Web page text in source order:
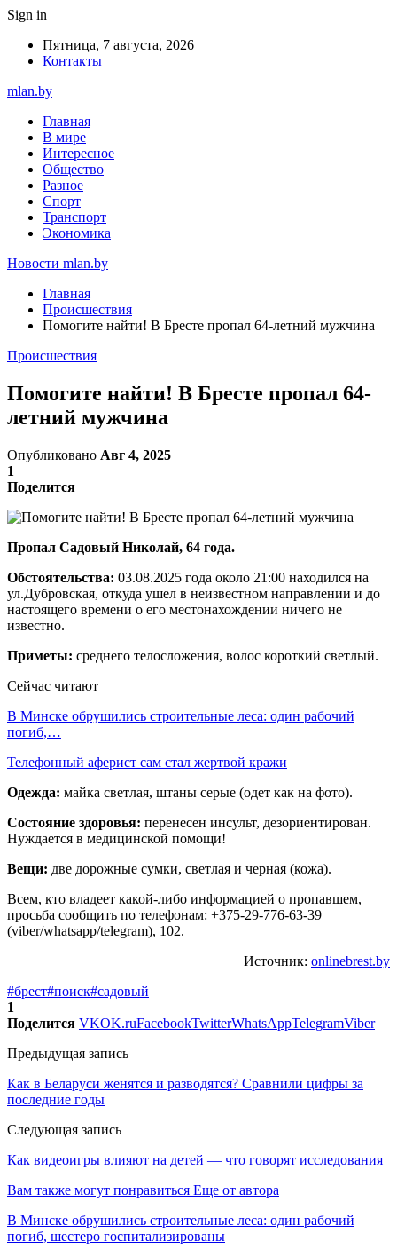
Sign in
Пятница, 7 августа, 2026
Контакты
mlan.by
Главная
В мире
Интересное
Общество
Разное
Спорт
Транспорт
Экономика
Новости mlan.by
Главная
Происшествия
Помогите найти! В Бресте пропал 64-летний мужчина
Происшествия
Помогите найти! В Бресте пропал 64-
летний мужчина
Опубликовано Авг 4, 2025
1
Поделится
Пропал Садовый Николай, 64 года.
Обстоятельства: 03.08.2025 года около 21:00 находился на
ул.Дубровская, откуда ушел в неизвестном направлении и до
настоящего времени о его местонахождении ничего не
известно.
Приметы: среднего телосложения, волос короткий светлый.
Сейчас читают
В Минске обрушились строительные леса: один рабочий
погиб,…
Телефонный аферист сам стал жертвой кражи
Одежда: майка светлая, штаны серые (одет как на фото).
Состояние здоровья: перенесен инсульт, дезориентирован.
Нуждается в медицинской помощи!
Вещи: две дорожные сумки, светлая и черная (кожа).
Всем, кто владеет какой-либо информацией о пропавшем,
просьба сообщить по телефонам: +375-29-776-63-39
(viber/whatsapp/telegram), 102.
Источник: onlinebrest.by
#брест#поиск#садовый
1
Поделится VKOK.ruFacebookTwitterWhatsAppTelegramViber
Предыдущая запись
Как в Беларуси женятся и разводятся? Сравнили цифры за
последние годы
Следующая запись
Как видеоигры влияют на детей — что говорят исследования
Вам также могут понравиться Еще от автора
В Минске обрушились строительные леса: один рабочий
погиб, шестеро госпитализированы